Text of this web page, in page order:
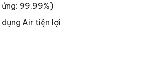
99,99%)
Air tiện lợi